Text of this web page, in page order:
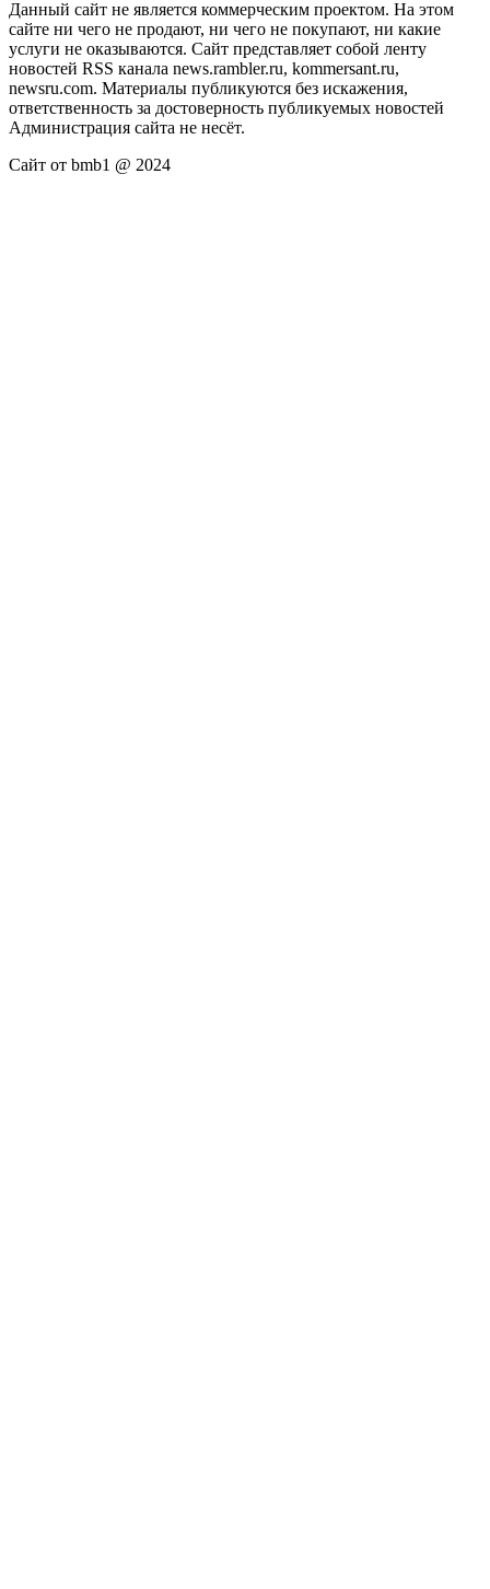
Данный сайт не является коммерческим проектом. На этом
сайте ни чего не продают, ни чего не покупают, ни какие
услуги не оказываются. Сайт представляет собой ленту
новостей RSS канала news.rambler.ru, kommersant.ru,
newsru.com. Материалы публикуются без искажения,
ответственность за достоверность публикуемых новостей
Администрация сайта не несёт.
Сайт от bmb1 @ 2024